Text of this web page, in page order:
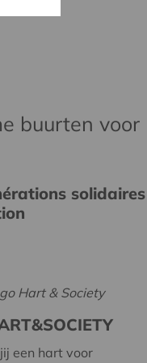
buurten voor
een hart voor